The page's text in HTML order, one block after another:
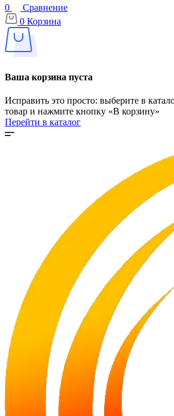
0
Сравнение
0 Корзина
Ваша корзина пуста
Исправить это просто: выберите в
товар и нажмите кнопку «В корзину»
Перейти в каталог